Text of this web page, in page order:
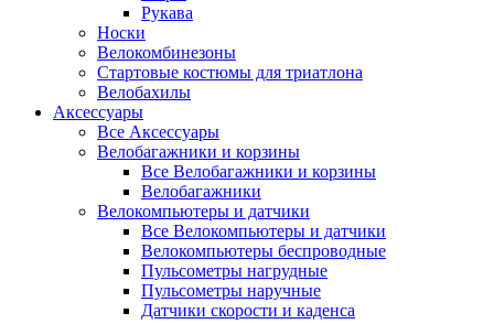
Рукава
Носки
Велокомбинезоны
Стартовые костюмы для триатлона
Велобахилы
Аксессуары
Все Аксессуары
Велобагажники и корзины
Все Велобагажники и корзины
Велобагажники
Велокомпьютеры и датчики
Все Велокомпьютеры и датчики
Велокомпьютеры беспроводные
Пульсометры нагрудные
Пульсометры наручные
Датчики скорости и каденса